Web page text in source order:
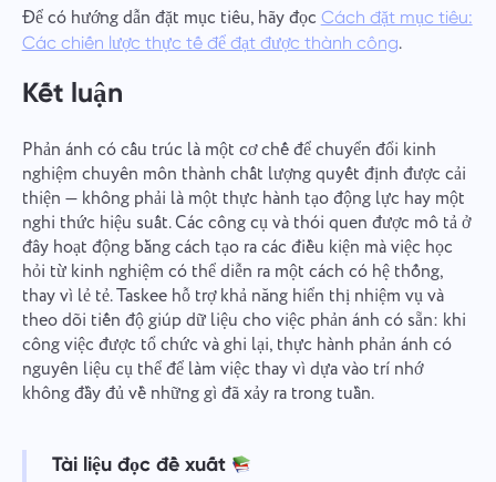
Để có hướng dẫn đặt mục tiêu, hãy đọcCách đặt mục tiêu:
Các chiến lược thực tế để đạt được thành công.
Kết luận
Phản ánh có cấu trúc là một cơ chế để chuyển đổi kinh
nghiệm chuyên môn thành chất lượng quyết định được cải
thiện — không phải là một thực hành tạo động lực hay một
nghi thức hiệu suất. Các công cụ và thói quen được mô tả ở
đây hoạt động bằng cách tạo ra các điều kiện mà việc học
hỏi từ kinh nghiệm có thể diễn ra một cách có hệ thống,
thay vì lẻ tẻ. Taskee hỗ trợ khả năng hiển thị nhiệm vụ và
theo dõi tiến độ giúp dữ liệu cho việc phản ánh có sẵn: khi
công việc được tổ chức và ghi lại, thực hành phản ánh có
nguyên liệu cụ thể để làm việc thay vì dựa vào trí nhớ
không đầy đủ về những gì đã xảy ra trong tuần.
Tài liệu đọc đề xuất